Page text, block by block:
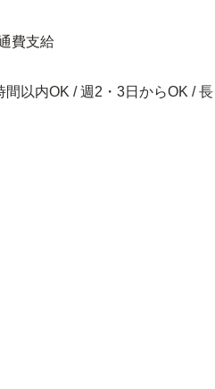
費支給
間以内OK / 週2・3日からOK / 長